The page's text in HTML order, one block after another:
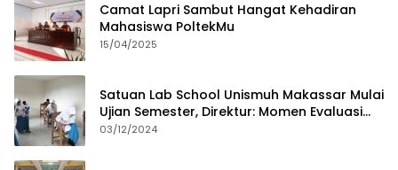
Camat Lapri Sambut Hangat Kehadiran
Mahasiswa PoltekMu
15/04/2025
Satuan Lab School Unismuh Makassar Mulai
Ujian Semester, Direktur: Momen Evaluasi
Proses Pembelajaran
03/12/2024